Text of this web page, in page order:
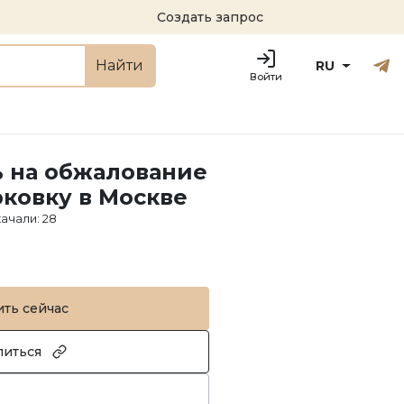
Создать запрос
Найти
Войти
Русский
RU
на обжалование
в Москве
: 28
сейчас